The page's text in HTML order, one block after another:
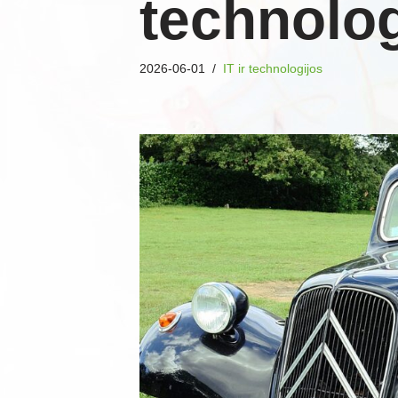
2026-06-01 IT ir technologijos